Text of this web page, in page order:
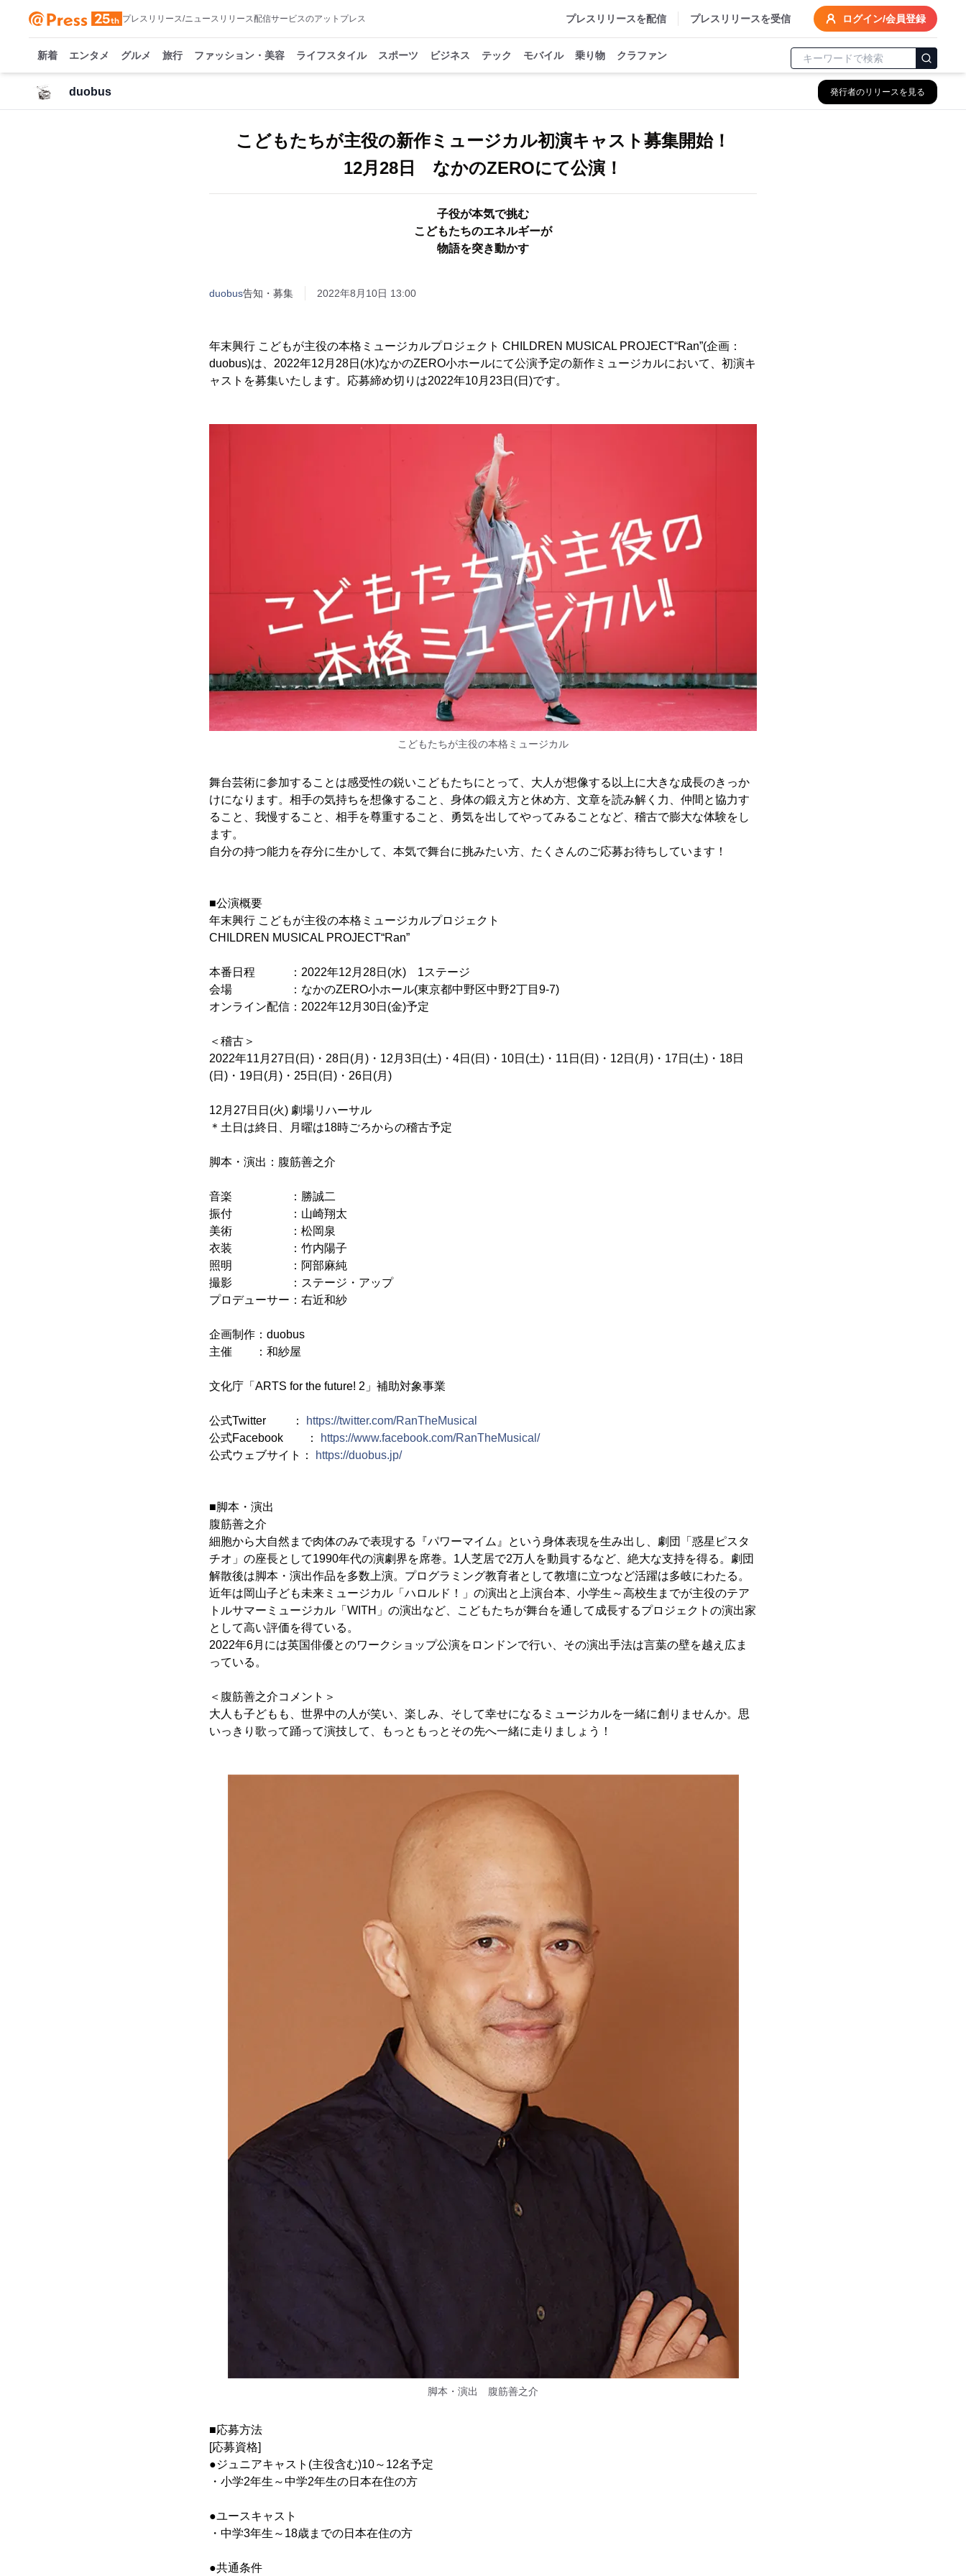
プレスリリース/ニュースリリース配信サービスのアットプレス プレスリリースを配信 プレスリリースを受信 ログイン/会員登録
新着 エンタメ グルメ 旅行 ファッション・美容 ライフスタイル スポーツ ビジネス テック モバイル 乗り物 クラファン
duobus 発行者のリリースを見る
こどもたちが主役の新作ミュージカル初演キャスト募集開始！
12月28日 なかのZEROにて公演！
子役が本気で挑む
こどもたちのエネルギーが
物語を突き動かす
duobus告知・募集 2022年8月10日 13:00
年末興行 こどもが主役の本格ミュージカルプロジェクト CHILDREN MUSICAL PROJECT“Ran”(企画：
duobus)は、2022年12月28日(水)なかのZERO小ホールにて公演予定の新作ミュージカルにおいて、初演キ
ャストを募集いたします。応募締め切りは2022年10月23日(日)です。
こどもたちが主役の本格ミュージカル
舞台芸術に参加することは感受性の鋭いこどもたちにとって、大人が想像する以上に大きな成長のきっか
けになります。相手の気持ちを想像すること、身体の鍛え方と休め方、文章を読み解く力、仲間と協力す
ること、我慢すること、相手を尊重すること、勇気を出してやってみることなど、稽古で膨大な体験をし
ます。
自分の持つ能力を存分に生かして、本気で舞台に挑みたい方、たくさんのご応募お待ちしています！
■公演概要
年末興行 こどもが主役の本格ミュージカルプロジェクト
CHILDREN MUSICAL PROJECT“Ran”
本番日程 ：2022年12月28日(水) 1ステージ
会場 ：なかのZERO小ホール(東京都中野区中野2丁目9-7)
オンライン配信：2022年12月30日(金)予定
＜稽古＞
2022年11月27日(日)・28日(月)・12月3日(土)・4日(日)・10日(土)・11日(日)・12日(月)・17日(土)・18日
(日)・19日(月)・25日(日)・26日(月)
12月27日日(火) 劇場リハーサル
＊土日は終日、月曜は18時ごろからの稽古予定
脚本・演出：腹筋善之介
音楽 ：勝誠二
振付 ：山崎翔太
美術 ：松岡泉
衣装 ：竹内陽子
照明 ：阿部麻純
撮影 ：ステージ・アップ
プロデューサー：右近和紗
企画制作：duobus
主催 ：和紗屋
文化庁「ARTS for the future! 2」補助対象事業
公式Twitter ：
https://twitter.com/RanTheMusical
公式Facebook ：
https://www.facebook.com/RanTheMusical/
公式ウェブサイト：
https://duobus.jp/
■脚本・演出
腹筋善之介
細胞から大自然まで肉体のみで表現する『パワーマイム』という身体表現を生み出し、劇団「惑星ピスタ
チオ」の座長として1990年代の演劇界を席巻。1人芝居で2万人を動員するなど、絶大な支持を得る。劇団
解散後は脚本・演出作品を多数上演。プログラミング教育者として教壇に立つなど活躍は多岐にわたる。
近年は岡山子ども未来ミュージカル「ハロルド！」の演出と上演台本、小学生～高校生までが主役のテア
トルサマーミュージカル「WITH」の演出など、こどもたちが舞台を通して成長するプロジェクトの演出家
として高い評価を得ている。
2022年6月には英国俳優とのワークショップ公演をロンドンで行い、その演出手法は言葉の壁を越え広ま
っている。
＜腹筋善之介コメント＞
大人も子どもも、世界中の人が笑い、楽しみ、そして幸せになるミュージカルを一緒に創りませんか。思
いっきり歌って踊って演技して、もっともっとその先へ一緒に走りましょう！
脚本・演出 腹筋善之介
■応募方法
[応募資格]
●ジュニアキャスト(主役含む)10～12名予定
・小学2年生～中学2年生の日本在住の方
●ユースキャスト
・中学3年生～18歳までの日本在住の方
●共通条件